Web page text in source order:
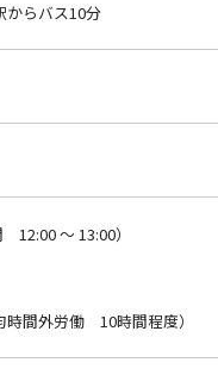
からバス10分
～ 13:00）
間外労働 10時間程度）